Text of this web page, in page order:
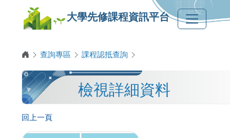
大學先修課程資訊平台
查詢專區 課程認抵查詢
檢視詳細資料
回上一頁